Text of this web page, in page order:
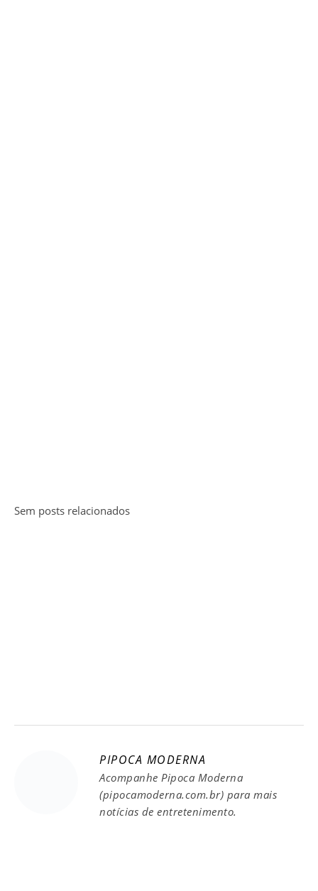
Sem posts relacionados
PIPOCA MODERNA
Acompanhe Pipoca Moderna
(pipocamoderna.com.br) para mais
notícias de entretenimento.